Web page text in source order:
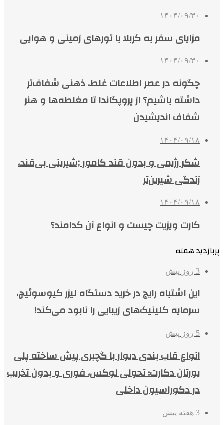
۱۴۰۴/۰۹/۳۰
مزایای سفر به کربلا با تورهای زمینی و هوایی
۱۴۰۴/۰۹/۳۰
چگونه در عصر اطلاعات غلط، ذهنی شفاف‌تر
داشته باشیم؟ از پروپگاندا تا مغلطه‌ها و هنر
شفاف اندیشیدن
۱۴۰۴/۰۹/۱۸
شکر رژیمی و بدون قند کامور ;شیرینی بی‌قند،
زندگی شیرین‌تر
۱۴۰۴/۰۹/۱۸
کارت ویزیت چیست و انواع آن کدامند؟
پربازدید هفته
3 روز پیش
این اشتباه رایج در خرید دستگاه لیزر کیوسوئیچ،
سرمایه کلینیک‌های زیبایی را نابود می‌کند!
5 روز پیش
انواع قاب بندی دیوار با گچبری پیش ساخته پلی
یورتان دکارت؛ تحولی لوکس، فوری و بدون تخریب
در دکوراسیون داخلی
3 هفته پیش